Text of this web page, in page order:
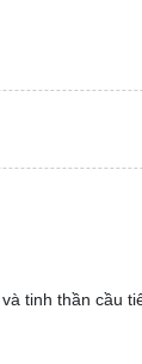
tinh thần cầu